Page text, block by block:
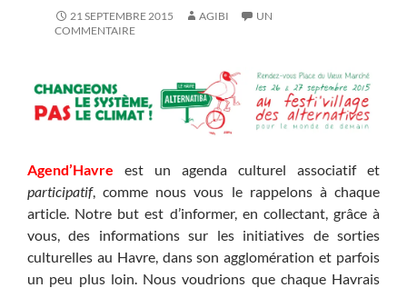
21 SEPTEMBRE 2015 AGIBI
UN
COMMENTAIRE
Agend’Havre est un agenda culturel associatif et
participatif, comme nous vous le rappelons à chaque
article. Notre but est d’informer, en collectant, grâce à
vous, des informations sur les initiatives de sorties
culturelles au Havre, dans son agglomération et parfois
un peu plus loin. Nous voudrions que chaque Havrais